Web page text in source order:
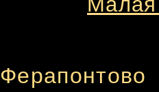
Ферапонтово